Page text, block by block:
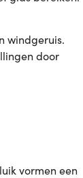
windgeruis.
door
vormen een